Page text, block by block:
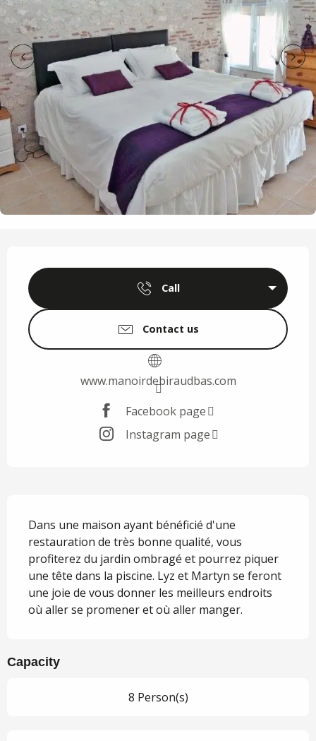
Call
Contact us
www.manoirdebiraudbas.com
Facebook page
Instagram page
Dans une maison ayant bénéficié d'une
restauration de très bonne qualité, vous
profiterez du jardin ombragé et pourrez piquer
une tête dans la piscine. Lyz et Martyn se feront
une joie de vous donner les meilleurs endroits
où aller se promener et où aller manger.
Capacity
8 Person(s)